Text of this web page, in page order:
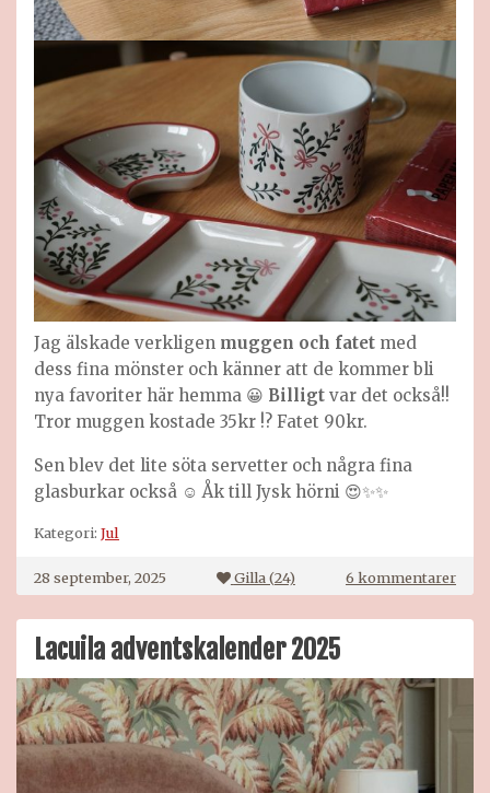
Jag älskade verkligen muggen och fatet med
dess fina mönster och känner att de kommer bli
nya favoriter här hemma 😀 Billigt var det också!!
Tror muggen kostade 35kr !? Fatet 90kr.
Sen blev det lite söta servetter och några fina
glasburkar också ☺️ Åk till Jysk hörni 😍✨✨
Kategori: Jul
28 september, 2025 Gilla (24) 6 kommentarertill
Lacuila adventskalender 2025